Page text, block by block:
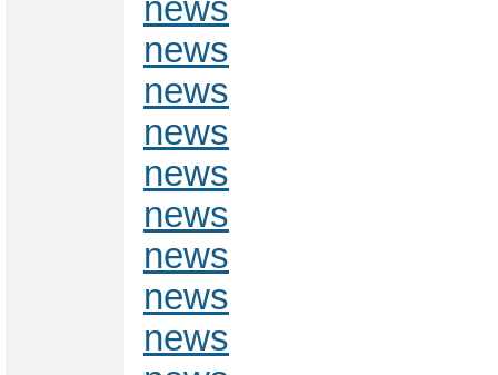
news
news
news
news
news
news
news
news
news